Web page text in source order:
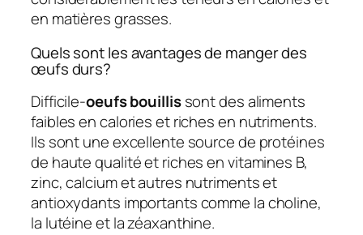
en matières grasses.
Quels sont les avantages de manger des
œufs durs?
Difficile-oeufs bouillissont des aliments
faibles en calories et riches en nutriments.
Ils sont une excellente source de protéines
de haute qualité et riches en vitamines B,
zinc, calcium et autres nutriments et
antioxydants importants comme la choline,
la lutéine et la zéaxanthine.